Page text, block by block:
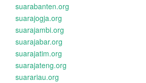
suarabanten.org
suarajogja.org
suarajambi.org
suarajabar.org
suarajatim.org
suarajateng.org
suarariau.org